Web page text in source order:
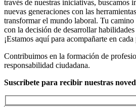
través de nuestras iniciativas, buscamos
nuevas generaciones con las
transformar el mundo laboral. Tu
con la decisión de desarrollar
¡Estamos aquí para acompañarte en
Contribuimos en la formación de
responsabilidad ciudadana.
Suscribete para recibir nuestras